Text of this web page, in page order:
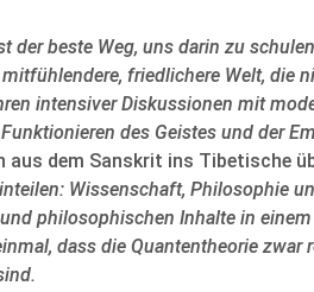
der beste Weg, uns darin zu
friedlichere Welt,
intensiver Diskussionen mit
des Geistes und der
dem Sanskrit ins Tibetische
Wissenschaft, Philosophie
philosophischen Inhalte in
dass die Quantentheorie